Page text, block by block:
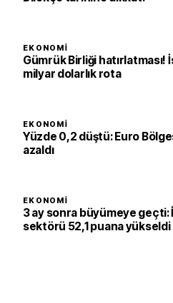
EKONOMI
Gümrük Birliği
milyar dolarlık rota
EKONOMI
Yüzde 0,2 düştü: Euro
azaldı
EKONOMI
3 ay sonra büyümeye
sektörü 52,1 puana yükseldi